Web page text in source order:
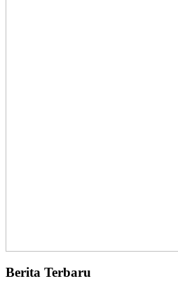
Berita Terbaru